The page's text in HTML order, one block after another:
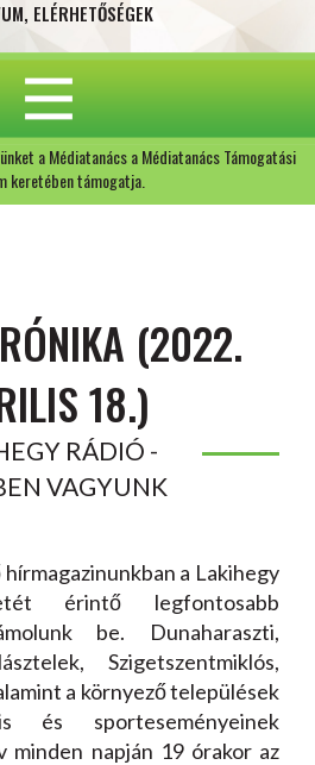
ELÉRHETŐSÉGEK
a Médiatanács a Médiatanács Támogatási
keretében támogatja.
(2022.
18.)
RÁDIÓ -
VAGYUNK
a Lakihegy
érintő legfontosabb
be. Dunaharaszti,
Szigetszentmiklós,
a környező települések
és sporteseményeinek
minden napján 19 órakor az